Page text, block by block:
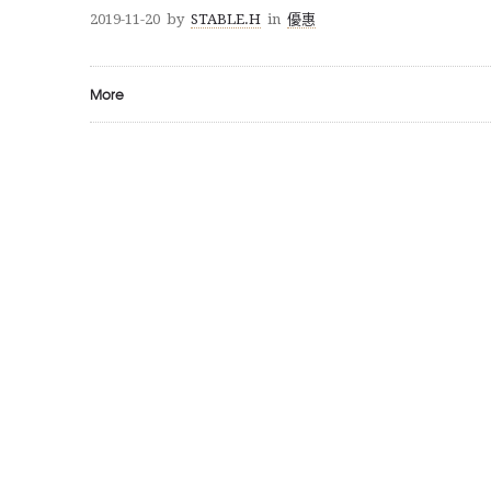
2019-11-20 by STABLE.H in 優惠
More